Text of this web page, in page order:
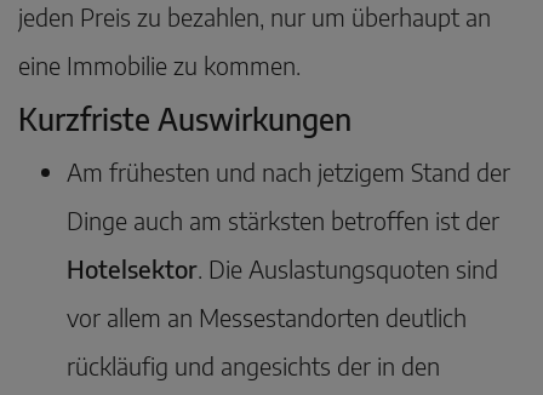
jeden Preis zu bezahlen, nur um überhaupt an
eine Immobilie zu kommen.
Kurzfriste Auswirkungen
Am frühesten und nach jetzigem Stand der
Dinge auch am stärksten betroffen ist der
Hotelsektor. Die Auslastungsquoten sind
vor allem an Messestandorten deutlich
rückläufig und angesichts der in den